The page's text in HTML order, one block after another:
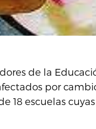
de la
por
18 escuelas